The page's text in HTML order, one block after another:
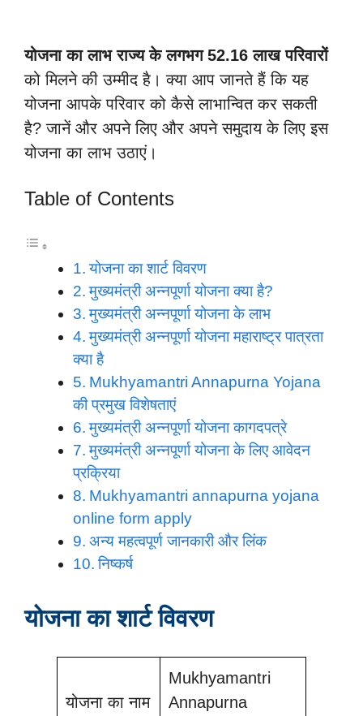
योजना का लाभ राज्य के लगभग 52.16 लाख परिवारों
को मिलने की उम्मीद है। क्या आप जानते हैं कि यह
योजना आपके परिवार को कैसे लाभान्वित कर सकती
है? जानें और अपने लिए और अपने समुदाय के लिए इस
योजना का लाभ उठाएं।
Table of Contents
योजना का शार्ट विवरण
मुख्यमंत्री अन्नपूर्णा योजना क्या है?
मुख्यमंत्री अन्नपूर्णा योजना के लाभ
मुख्यमंत्री अन्नपूर्णा योजना महाराष्ट्र पात्रता
क्या है
Mukhyamantri Annapurna Yojana
की प्रमुख विशेषताएं
मुख्यमंत्री अन्नपूर्णा योजना कागदपत्रे
मुख्यमंत्री अन्नपूर्णा योजना के लिए आवेदन
प्रक्रिया
Mukhyamantri annapurna yojana
online form apply
अन्य महत्वपूर्ण जानकारी और लिंक
निष्कर्ष
योजना का शार्ट विवरण
योजना का नाम
Mukhyamantri
Annapurna